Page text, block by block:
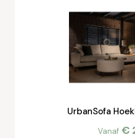
UrbanSofa
Vanaf €